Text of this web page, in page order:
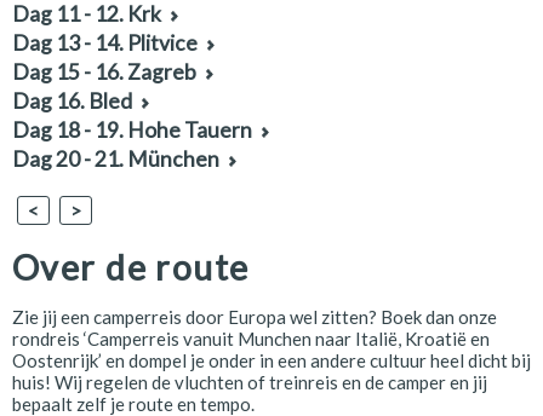
< >
Over de route
Zie jij een camperreis door Europa wel zitten? Boek dan onze
rondreis ‘Camperreis vanuit Munchen naar Italië, Kroatië en
Oostenrijk’ en dompel je onder in een andere cultuur heel dicht bij
huis! Wij regelen de vluchten of treinreis en de camper en jij
bepaalt zelf je route en tempo.
Dag 11 - 12. Krk
Dag 13 - 14. Plitvice
Dag 15 - 16. Zagreb
Dag 16. Bled
Dag 18 - 19. Hohe Tauern
Dag 20 - 21. München